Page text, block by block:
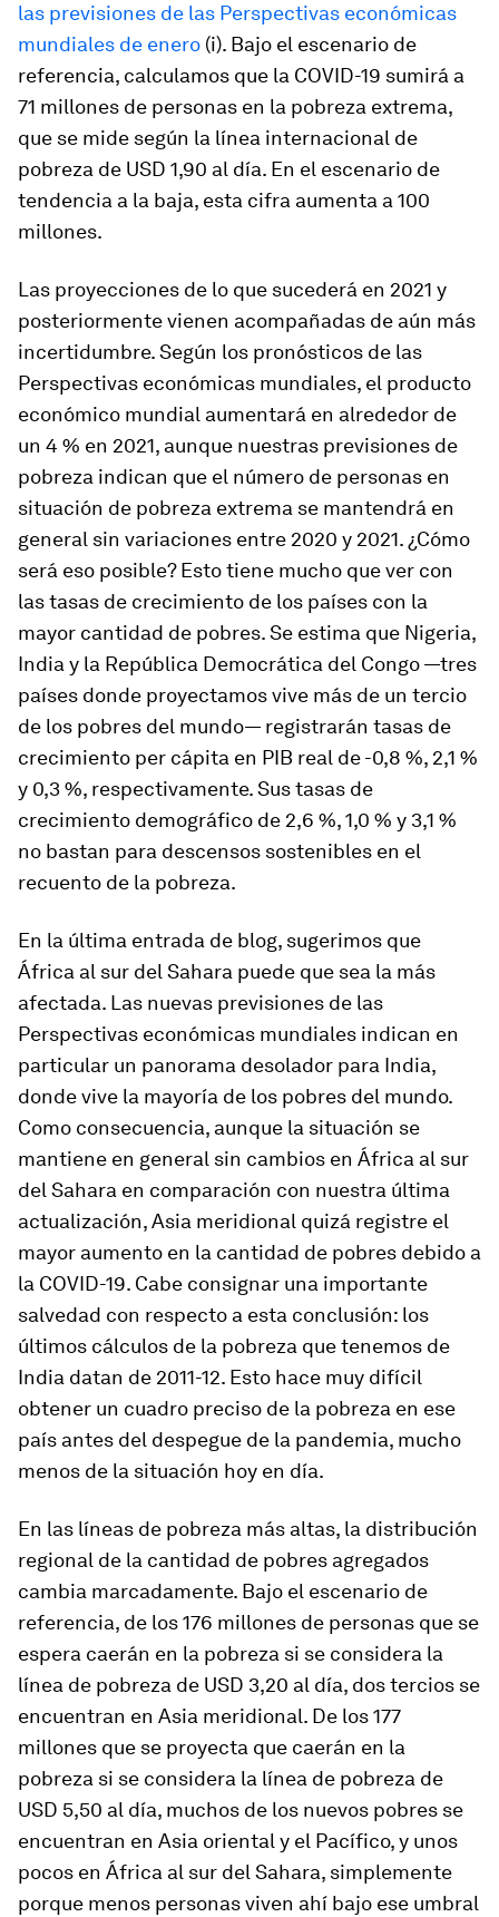
las previsiones de las Perspectivas económicas
mundiales de enero (i). Bajo el escenario de
referencia, calculamos que la COVID-19 sumirá a
71 millones de personas en la pobreza extrema,
que se mide según la línea internacional de
pobreza de USD 1,90 al día. En el escenario de
tendencia a la baja, esta cifra aumenta a 100
millones.
Las proyecciones de lo que sucederá en 2021 y
posteriormente vienen acompañadas de aún más
incertidumbre. Según los pronósticos de las
Perspectivas económicas mundiales, el producto
económico mundial aumentará en alrededor de
un 4 % en 2021, aunque nuestras previsiones de
pobreza indican que el número de personas en
situación de pobreza extrema se mantendrá en
general sin variaciones entre 2020 y 2021. ¿Cómo
será eso posible? Esto tiene mucho que ver con
las tasas de crecimiento de los países con la
mayor cantidad de pobres. Se estima que Nigeria,
India y la República Democrática del Congo —tres
países donde proyectamos vive más de un tercio
de los pobres del mundo— registrarán tasas de
crecimiento per cápita en PIB real de -0,8 %, 2,1 %
y 0,3 %, respectivamente. Sus tasas de
crecimiento demográfico de 2,6 %, 1,0 % y 3,1 %
no bastan para descensos sostenibles en el
recuento de la pobreza.
En la última entrada de blog, sugerimos que
África al sur del Sahara puede que sea la más
afectada. Las nuevas previsiones de las
Perspectivas económicas mundiales indican en
particular un panorama desolador para India,
donde vive la mayoría de los pobres del mundo.
Como consecuencia, aunque la situación se
mantiene en general sin cambios en África al sur
del Sahara en comparación con nuestra última
actualización, Asia meridional quizá registre el
mayor aumento en la cantidad de pobres debido a
la COVID-19. Cabe consignar una importante
salvedad con respecto a esta conclusión: los
últimos cálculos de la pobreza que tenemos de
India datan de 2011-12. Esto hace muy difícil
obtener un cuadro preciso de la pobreza en ese
país antes del despegue de la pandemia, mucho
menos de la situación hoy en día.
En las líneas de pobreza más altas, la distribución
regional de la cantidad de pobres agregados
cambia marcadamente. Bajo el escenario de
referencia, de los 176 millones de personas que se
espera caerán en la pobreza si se considera la
línea de pobreza de USD 3,20 al día, dos tercios se
encuentran en Asia meridional. De los 177
millones que se proyecta que caerán en la
pobreza si se considera la línea de pobreza de
USD 5,50 al día, muchos de los nuevos pobres se
encuentran en Asia oriental y el Pacífico, y unos
pocos en África al sur del Sahara, simplemente
porque menos personas viven ahí bajo ese umbral